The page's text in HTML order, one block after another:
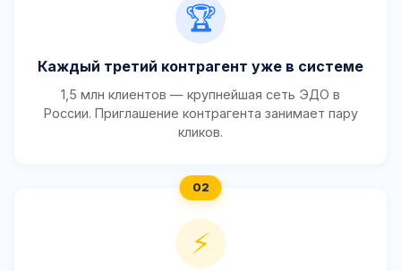
🏆
Каждый третий контрагент уже в системе
1,5 млн клиентов — крупнейшая сеть ЭДО в
России. Приглашение контрагента занимает пару
кликов.
⚡